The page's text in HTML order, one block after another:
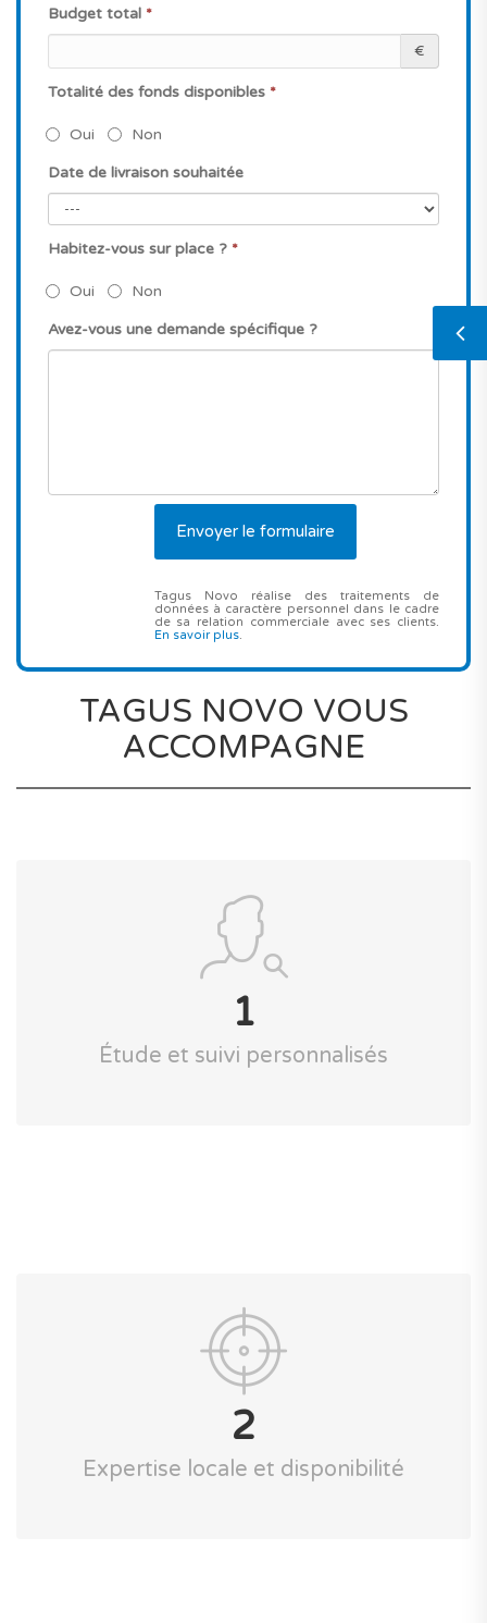
Budget total *
€
Totalité des fonds disponibles *
Oui Non
Date de livraison souhaitée
Habitez-vous sur place ? *
Oui Non
Avez-vous une demande spécifique ?
Tagus Novo réalise des traitements de
données à caractère personnel dans le cadre
de sa relation commerciale avec ses clients.
En savoir plus.
TAGUS NOVO VOUS
ACCOMPAGNE
1
Étude et suivi personnalisés
2
Expertise locale et disponibilité